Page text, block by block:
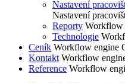
Nastavení
Nastavení
Reporty Workflow
Technologie
Ceník Workflow engine
Kontakt Workflow
Reference Workflow